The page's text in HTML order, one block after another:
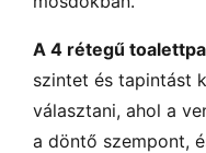
A 4 rétegű
szintet és tapintást
választani, ahol a
a döntő szempont,